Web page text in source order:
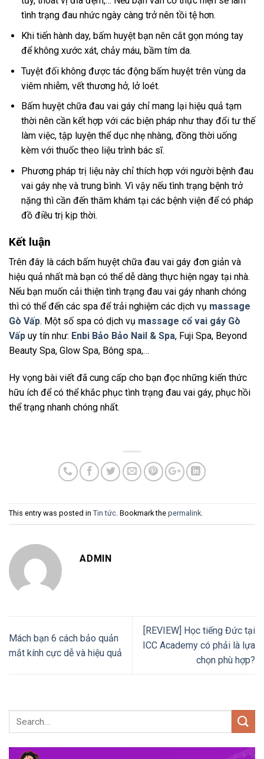
tình trạng đau nhức ngày càng trở nên tồi tệ hơn.
Khi tiến hành day, bấm huyệt bạn nên cắt gọn móng tay
để không xước xát, chảy máu, bầm tím da.
Tuyệt đối không được tác động bấm huyệt trên vùng da
viêm nhiễm, vết thương hở, lở loét.
Bấm huyệt chữa đau vai gáy chỉ mang lại hiệu quả tạm
thời nên cần kết hợp với các biện pháp như thay đổi tư thế
làm việc, tập luyện thể dục nhẹ nhàng, đồng thời uống
kèm với thuốc theo liệu trình bác sĩ.
Phương pháp trị liệu này chỉ thích hợp với người bệnh đau
vai gáy nhẹ và trung bình. Vì vậy nếu tình trạng bệnh trở
nặng thì cần đến thăm khám tại các bệnh viện để có pháp
đồ điều trị kịp thời.
Kết luận
Trên đây là cách bấm huyệt chữa đau vai gáy đơn giản và
hiệu quả nhất mà bạn có thể dễ dàng thực hiện ngay tại nhà.
Nếu bạn muốn cải thiện tình trạng đau vai gáy nhanh chóng
thì có thể đến các spa để trải nghiệm các dịch vụ massage
Gò Vấp. Một số spa có dịch vụ massage cổ vai gáy Gò
Vấp uy tín như: Enbi Bảo Bảo Nail & Spa, Fuji Spa, Beyond
Beauty Spa, Glow Spa, Bông spa,…
Hy vọng bài viết đã cung cấp cho bạn đọc những kiến thức
hữu ích để có thể khắc phục tình trạng đau vai gáy, phục hồi
thể trạng nhanh chóng nhất.
This entry was posted in Tin tức. Bookmark the permalink.
ADMIN
Mách bạn 6 cách bảo quản
mắt kính cực dễ và hiệu quả
[REVIEW] Học tiếng Đức tại
ICC Academy có phải là lựa
chọn phù hợp?